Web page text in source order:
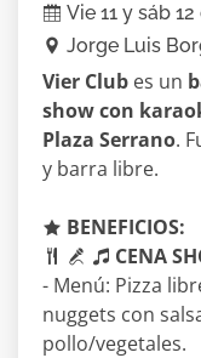
Vie 11 y sáb
Jorge Luis
Vier Club es un
show con
Plaza Serrano.
y barra libre.
BENEFICIOS:
CENA
- Menú: Pizza
nuggets con
pollo/vegetales.